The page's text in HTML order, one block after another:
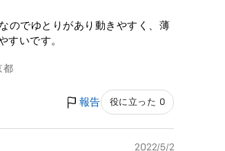
のでゆとりがあり動きやすく、薄
すいです。
都
報告 役に立った 0
2022/5/2